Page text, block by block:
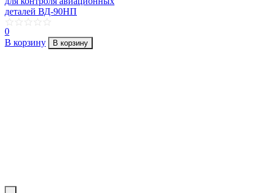
деталей ВД-90НП
0
В корзину
В корзину